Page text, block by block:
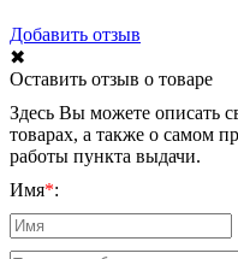
Добавить отзыв
✖
Оставить отзыв о товаре
Здесь Вы можете описать
товарах, а также о самом
работы пункта выдачи.
Имя*: